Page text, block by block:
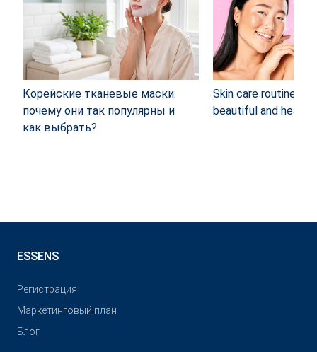
Корейские тканевые маски:
почему они так популярны и
как выбрать?
Skin care routine: 4
beautiful and
ESSENS
Pегистрация
Маркетинговый план
Блог